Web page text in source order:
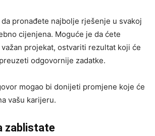
pronađete najbolje rješenje u svakoj
cijenjena. Moguće je da ćete
projekat, ostvariti rezultat koji će
odgovornije zadatke.
mogao bi donijeti promjene koje će
vašu karijeru.
zablistate